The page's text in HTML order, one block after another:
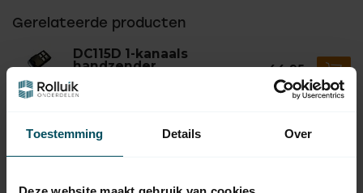
Toestemming Details Over
Gerelateerde producten
DC115D 1-kanaals
handzender
Op voorraad
44,95
FAHER
handzender